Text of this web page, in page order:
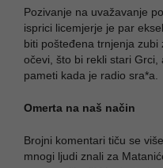
Pozivanje na uvažavanje
isprici licemjerje je par
biti pošteđena trnjenja
očevi, što bi rekli stari
pameti kada je radio sra*a.
Omerta na naš način
Brojni komentari tiču se
mnogi ljudi znali za